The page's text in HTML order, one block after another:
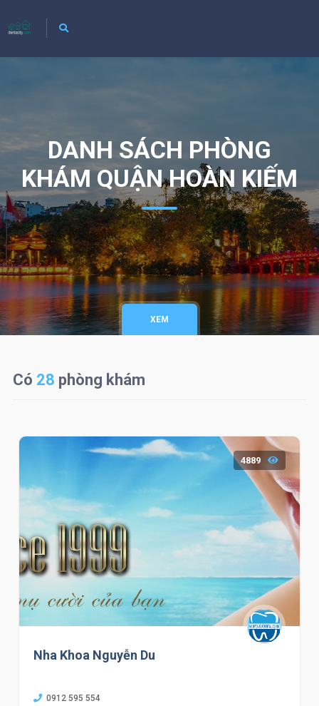
DANH SÁCH PHÒNG
KHÁM QUẬN HOÀN KIẾM
XEM
Có 28 phòng khám
4889
Nha Khoa Nguyễn Du
0912 595 554